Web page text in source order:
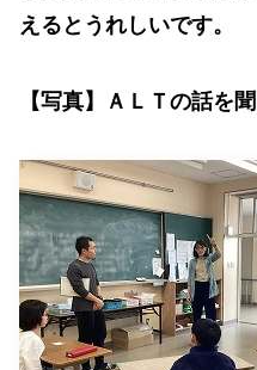
えるとうれしいです。
【写真】ＡＬＴの話を